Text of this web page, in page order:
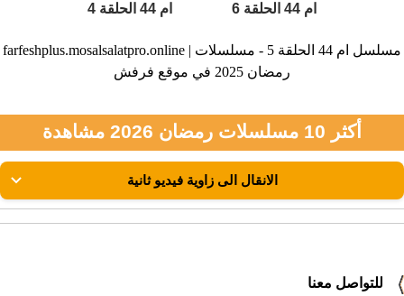
ام 44 الحلقة 6 ام 44 الحلقة 4
farfeshplus.mosalsalatpro.online | مسلسل ام 44 الحلقة 5 - مسلسلات
رمضان 2025 في موقع فرفش
أكثر 10 مسلسلات رمضان 2026 مشاهدة
للتواصل معنا